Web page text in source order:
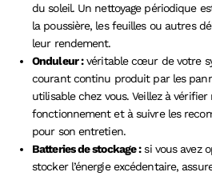
du soleil. Un nettoyage périodique
la poussière, les feuilles ou autres
leur rendement.
Onduleur :véritable cœur de votre
courant continu produit par les
utilisable chez vous. Veillez à
fonctionnement et à suivre les
pour son entretien.
Batteries de stockage :si vous avez
stocker l’énergie excédentaire,